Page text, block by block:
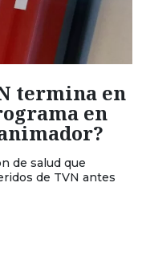
termina en
en
de salud que
de TVN antes